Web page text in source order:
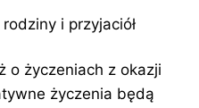
i przyjaciół
o życzeniach z okazji
życzenia będą